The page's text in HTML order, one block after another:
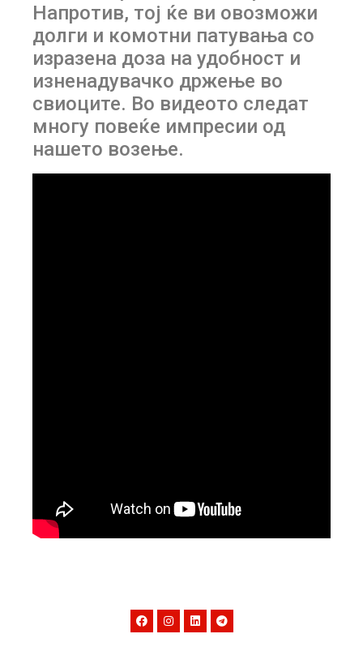
Напротив, тој ќе ви овозможи
долги и комотни патувања со
изразена доза на удобност и
изненадувачко држење во
свиоците. Во видеото следат
многу повеќе импресии од
нашето возење.